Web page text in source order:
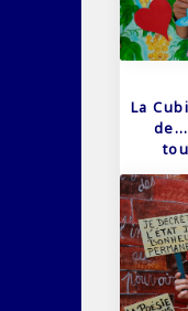
La
de…